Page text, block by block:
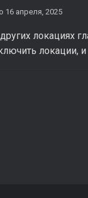
16 апреля, 2025
локациях
локации,